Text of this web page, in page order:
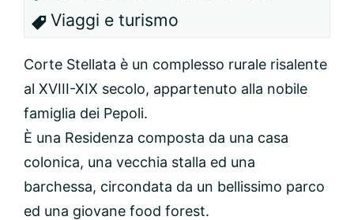
Viaggi e turismo
Corte Stellata è un complesso rurale risalente
al XVIII-XIX secolo, appartenuto alla nobile
famiglia dei Pepoli.
È una Residenza composta da una casa
colonica, una vecchia stalla ed una
barchessa, circondata da un bellissimo parco
ed una giovane food forest.